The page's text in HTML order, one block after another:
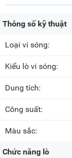
Thông số kỹ thuật
Loại vi sóng:
Kiểu lò vi sóng:
Dung tích:
Công suất:
Màu sắc:
Chức năng lò